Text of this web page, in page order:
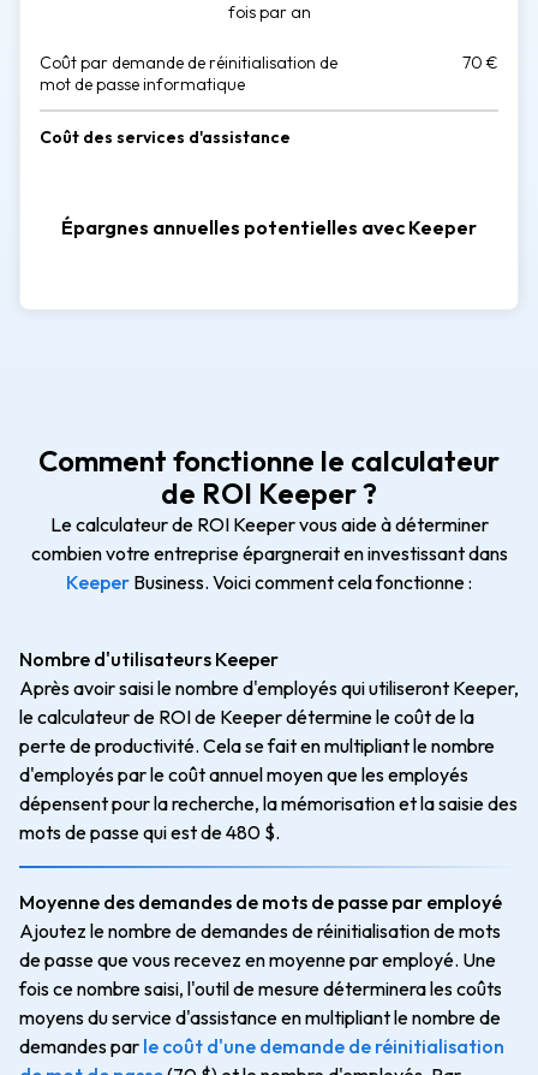
fois par an
Coût par demande de réinitialisation de
mot de passe informatique
70 €
Coût des services d'assistance
Épargnes annuelles potentielles avec Keeper
Comment fonctionne le calculateur
de ROI Keeper ?
Le calculateur de ROI Keeper vous aide à déterminer
combien votre entreprise épargnerait en investissant dans
Keeper Business. Voici comment cela fonctionne :
Nombre d'utilisateurs Keeper
Après avoir saisi le nombre d'employés qui utiliseront Keeper,
le calculateur de ROI de Keeper détermine le coût de la
perte de productivité. Cela se fait en multipliant le nombre
d'employés par le coût annuel moyen que les employés
dépensent pour la recherche, la mémorisation et la saisie des
mots de passe qui est de 480 $.
Moyenne des demandes de mots de passe par employé
Ajoutez le nombre de demandes de réinitialisation de mots
de passe que vous recevez en moyenne par employé. Une
fois ce nombre saisi, l'outil de mesure déterminera les coûts
moyens du service d'assistance en multipliant le nombre de
demandes par le coût d'une demande de réinitialisation